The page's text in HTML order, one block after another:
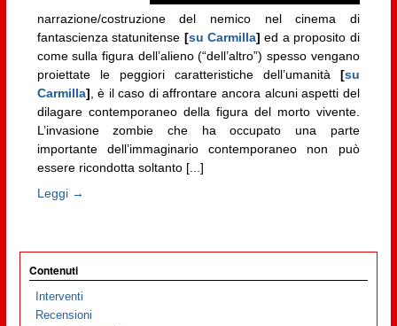
narrazione/costruzione del nemico nel cinema di
fantascienza statunitense [su Carmilla] ed a proposito di
come sulla figura dell’alieno (“dell’altro”) spesso vengano
proiettate le peggiori caratteristiche dell’umanità [su
Carmilla] , è il caso di affrontare ancora alcuni aspetti del
dilagare contemporaneo della figura del morto vivente.
L’invasione zombie che ha occupato una parte
importante dell’immaginario contemporaneo non può
essere ricondotta soltanto [...]
Leggi →
Contenuti
Interventi
Recensioni